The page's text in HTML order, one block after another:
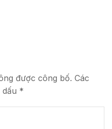
được công bố. Các
dấu *